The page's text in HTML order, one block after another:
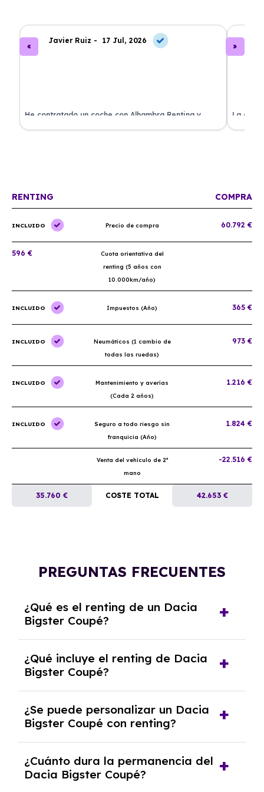
Javier Ruiz - 17 Jul, 2026
He contratado un coche con Alhambra Renting y
estoy impresionado. Todo ha sido transparente y sin
La
RENTING COMPRA
INCLUIDO Precio de compra 60.792 €
596 €
Cuota orientativa del
renting (5 años con
10.000km/año)
INCLUIDO Impuestos (Año) 365 €
INCLUIDO
Neumáticos (1 cambio de
todas las ruedas)
973 €
INCLUIDO
Mantenimiento y averías
(Cada 2 años)
1.216 €
INCLUIDO
Seguro a todo riesgo sin
franquicia (Año)
1.824 €
Venta del vehículo de 2ª
mano
-22.516 €
35.760 € COSTE TOTAL 42.653 €
PREGUNTAS FRECUENTES
¿Qué es el renting de un Dacia
Bigster Coupé?
contrato de alquiler a largo plazo en el que
pagas una cuota mensual fija por el uso del
coche durante un periodo determinado,
generalmente entre 2 y 5 años.
¿Qué incluye el renting de Dacia
Bigster Coupé?
seguro a todo riesgo, mantenimiento,
reparaciones, impuestos, asistencia en
carretera y gestión de la documentación.
¿Se puede personalizar un Dacia
Bigster Coupé con renting?
opciones y equipamiento adicional, siempre y
cuando lo pactes con la empresa de renting.
¿Cuánto dura la permanencia del
Dacia Bigster Coupé?